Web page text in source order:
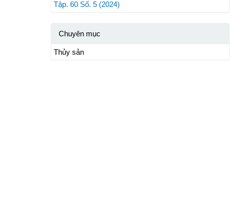
Tập. 60 Số. 5 (2024)
Chuyên mục
Thủy sản